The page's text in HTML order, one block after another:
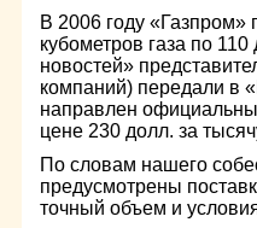
В 2006 году «Газпром»
кубометров газа по
новостей»
компаний) передали в
направлен
цене 230 долл. за
По словам нашего
предусмотрены
точный объем и